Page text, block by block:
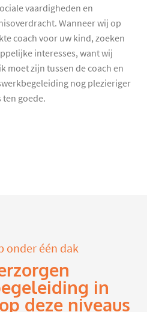
vaardigheden en
Wanneer wij op
coach voor uw kind, zoeken
interesses, want wij
moet zijn tussen de coach en
nog plezieriger
goede.
onder één dak
in
deze niveaus